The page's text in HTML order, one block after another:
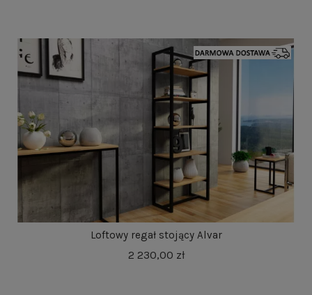
Loftowy regał stojący Alvar
2 230,00 zł